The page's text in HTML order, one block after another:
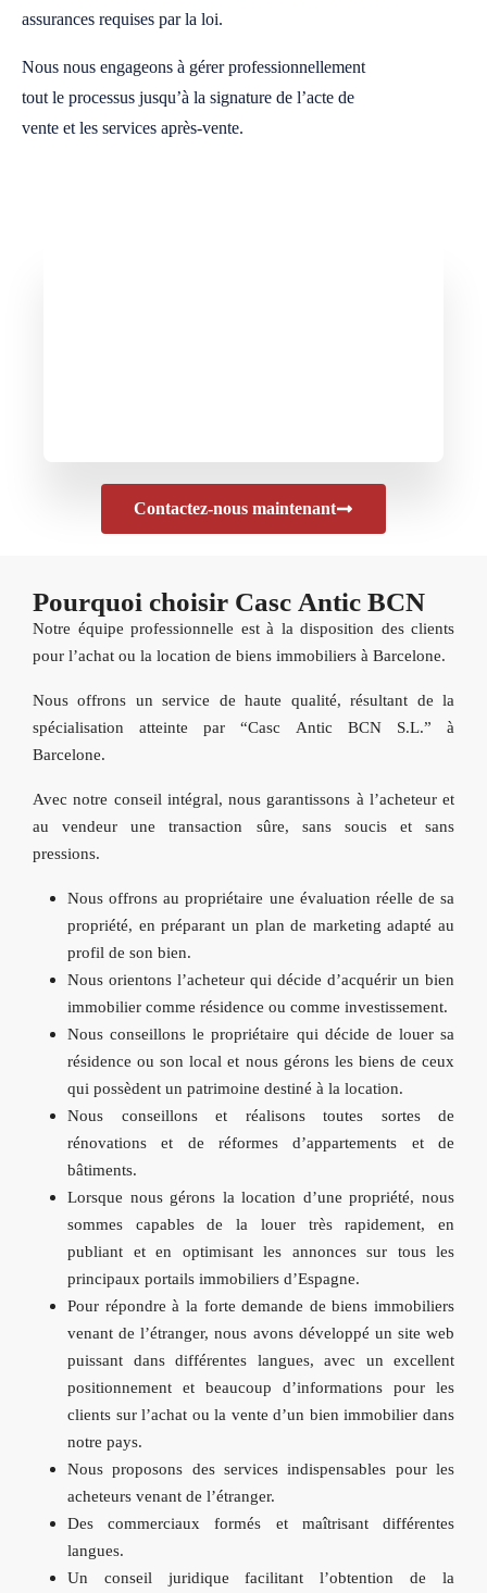
Contactez-nous maintenant
assurances requises par la loi.
Nous nous engageons à gérer professionnellement
tout le processus jusqu’à la signature de l’acte de
vente et les services après-vente.
Pourquoi choisir Casc Antic BCN
Notre équipe professionnelle est à la disposition des clients
pour l’achat ou la location de biens immobiliers à Barcelone.
Nous offrons un service de haute qualité, résultant de la
spécialisation atteinte par “Casc Antic BCN S.L.” à
Barcelone.
Avec notre conseil intégral, nous garantissons à l’acheteur et
au vendeur une transaction sûre, sans soucis et sans
pressions.
Nous offrons au propriétaire une évaluation réelle de sa
propriété, en préparant un plan de marketing adapté au
profil de son bien.
Nous orientons l’acheteur qui décide d’acquérir un bien
immobilier comme résidence ou comme investissement.
Nous conseillons le propriétaire qui décide de louer sa
résidence ou son local et nous gérons les biens de ceux
qui possèdent un patrimoine destiné à la location.
Nous conseillons et réalisons toutes sortes de
rénovations et de réformes d’appartements et de
bâtiments.
Lorsque nous gérons la location d’une propriété, nous
sommes capables de la louer très rapidement, en
publiant et en optimisant les annonces sur tous les
principaux portails immobiliers d’Espagne.
Pour répondre à la forte demande de biens immobiliers
venant de l’étranger, nous avons développé un site web
puissant dans différentes langues, avec un excellent
positionnement et beaucoup d’informations pour les
clients sur l’achat ou la vente d’un bien immobilier dans
notre pays.
Nous proposons des services indispensables pour les
acheteurs venant de l’étranger.
Des commerciaux formés et maîtrisant différentes
langues.
Un conseil juridique facilitant l’obtention de la